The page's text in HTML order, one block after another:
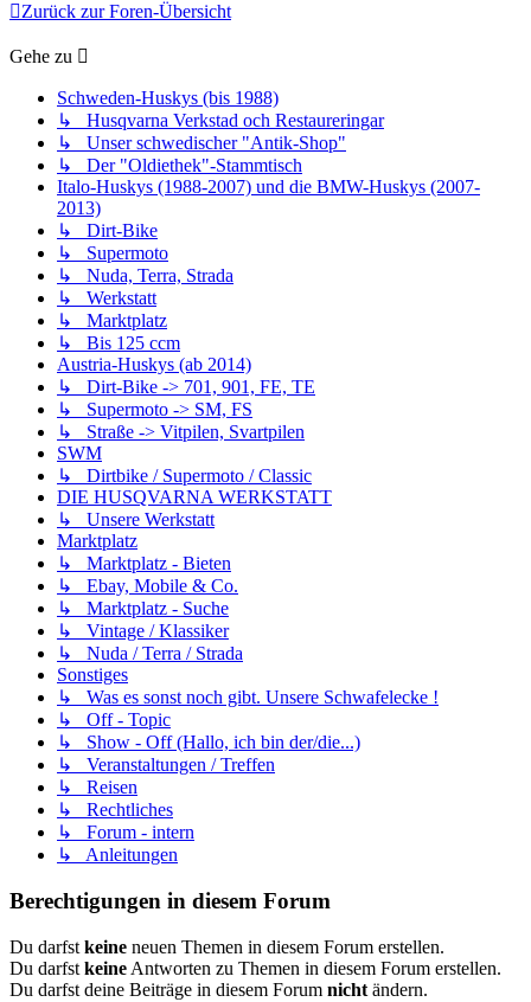
Zurück zur Foren-Übersicht
Gehe zu
Schweden-Huskys (bis 1988)
↳ Husqvarna Verkstad och Restaureringar
↳ Unser schwedischer "Antik-Shop"
↳ Der "Oldiethek"-Stammtisch
Italo-Huskys (1988-2007) und die BMW-Huskys (2007-
2013)
↳ Dirt-Bike
↳ Supermoto
↳ Nuda, Terra, Strada
↳ Werkstatt
↳ Marktplatz
↳ Bis 125 ccm
Austria-Huskys (ab 2014)
↳ Dirt-Bike -> 701, 901, FE, TE
↳ Supermoto -> SM, FS
↳ Straße -> Vitpilen, Svartpilen
SWM
↳ Dirtbike / Supermoto / Classic
DIE HUSQVARNA WERKSTATT
↳ Unsere Werkstatt
Marktplatz
↳ Marktplatz - Bieten
↳ Ebay, Mobile & Co.
↳ Marktplatz - Suche
↳ Vintage / Klassiker
↳ Nuda / Terra / Strada
Sonstiges
↳ Was es sonst noch gibt. Unsere Schwafelecke !
↳ Off - Topic
↳ Show - Off (Hallo, ich bin der/die...)
↳ Veranstaltungen / Treffen
↳ Reisen
↳ Rechtliches
↳ Forum - intern
↳ Anleitungen
Berechtigungen in diesem Forum
Du darfst keine neuen Themen in diesem Forum erstellen.
Du darfst keine Antworten zu Themen in diesem Forum erstellen.
Du darfst deine Beiträge in diesem Forum nicht ändern.